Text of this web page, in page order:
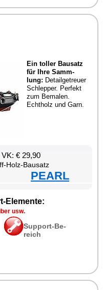
Ein tol­ler Bau­satz
für Ih­re Samm­
lung: De­tail­ge­treu­er
Schlep­per. Per­fekt
zum Be­ma­len.
Echt­holz und Garn.
€ 29,90
Holz-Bau­satz
PEARL
Ele­men­te:
usw.
Sup­port-Be­
reich